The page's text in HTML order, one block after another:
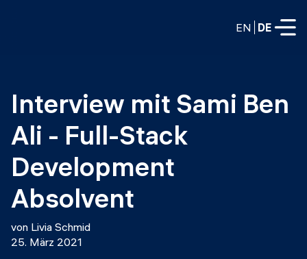
EN DE
VOLLZEITPROGRAMME
Data Science
Web-Entwicklung und KI
TEILZEITROGRAMME
Data Science
DevOps
Weiterbildung / Schulung
Consulting
Stell unsere Absolventen ein
Wer wir sind
Interview mit Sami Ben
Ali - Full-Stack
Development
Absolvent
von Livia Schmid
25. März 2021